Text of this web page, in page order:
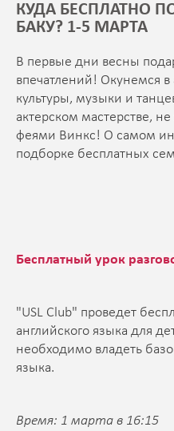
КУДА БЕСПЛАТНО
БАКУ? 1-5 МАРТА
В первые дни весны
впечатлений! Окунемся в
культуры, музыки и
актерском мастерстве,
феями Винкс! О самом
подборке бесплатных
Бесплатный урок
"USL Club" проведет
английского языка для
необходимо владеть
языка.
Время: 1 марта в 16:15